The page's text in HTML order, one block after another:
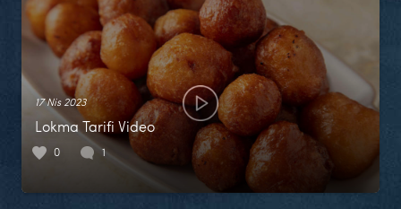
17 Nis 2023
Lokma Tarifi Video
0 1